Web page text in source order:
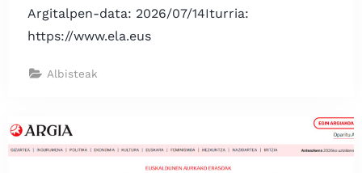
Argitalpen-data: 2026/07/14Iturria:
https://www.ela.eus
Albisteak